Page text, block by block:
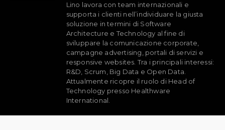
Lino lavora con team internazionali e
supporta i clienti nell’individuare la giusta
soluzione in termini di Software
Architecture e Technology al fine di
sviluppare la comunicazione corporate,
campagne advertising, portali di servizi e
responsive websites. Tra i principali interessi:
R&D, Scrum, Big Data e Open Data.
Attualmente ricopre il ruolo di Head of
Technology presso Healthware
International.